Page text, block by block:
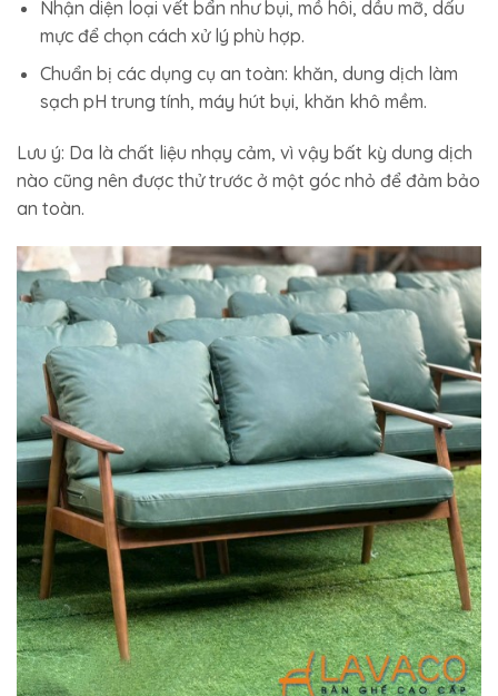
Nhận diện loại vết bẩn như bụi, mồ hôi, dầu mỡ, dấu
mực để chọn cách xử lý phù hợp.
Chuẩn bị các dụng cụ an toàn: khăn, dung dịch làm
sạch pH trung tính, máy hút bụi, khăn khô mềm.
Lưu ý: Da là chất liệu nhạy cảm, vì vậy bất kỳ dung dịch
nào cũng nên được thử trước ở một góc nhỏ để đảm bảo
an toàn.